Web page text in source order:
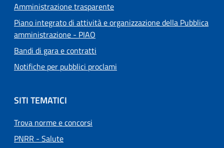
Amministrazione trasparente
Piano integrato di attività e organizzazione della Pubblica
amministrazione - PIAO
Bandi di gara e contratti
Notifiche per pubblici proclami
SITI TEMATICI
Trova norme e concorsi
PNRR - Salute